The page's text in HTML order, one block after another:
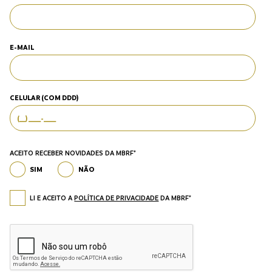
E-MAIL
CELULAR (COM DDD)
ACEITO RECEBER NOVIDADES DA MBRF*
SIM NÃO
LI E ACEITO APOLÍTICA DE PRIVACIDADE DA MBRF*